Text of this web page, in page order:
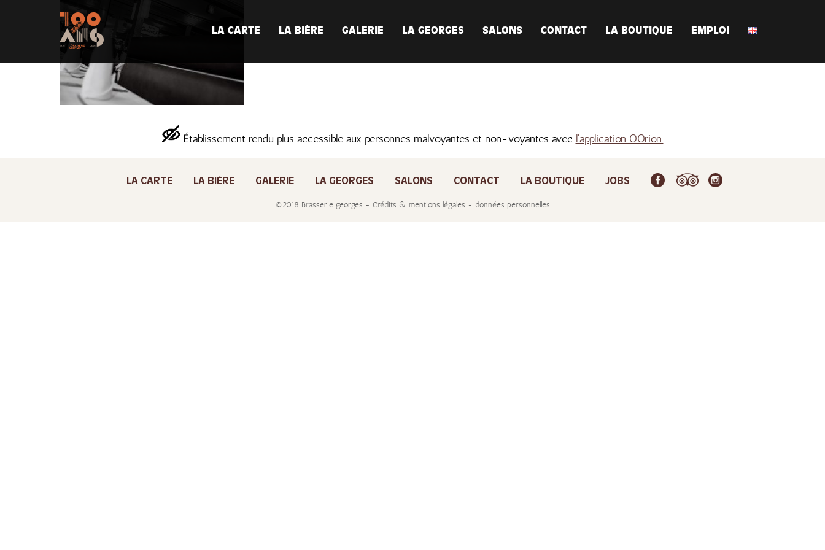
LA CARTE LA BIÈRE GALERIE LA GEORGES SALONS CONTACT LA BOUTIQUE EMPLOI
Établissement rendu plus accessible aux personnes malvoyantes et non-voyantes avec l'application OOrion.
LA CARTE LA BIÈRE GALERIE LA GEORGES SALONS CONTACT LA BOUTIQUE JOBS
©2018 Brasserie georges - Crédits & mentions légales - données personnelles